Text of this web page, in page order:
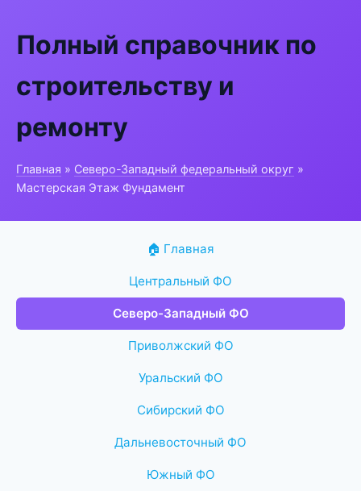
Полный справочник по
строительству и
ремонту
Главная » Северо-Западный федеральный округ »
Мастерская Этаж Фундамент
🏠 Главная
Центральный ФО
Северо-Западный ФО
Приволжский ФО
Уральский ФО
Сибирский ФО
Дальневосточный ФО
Южный ФО